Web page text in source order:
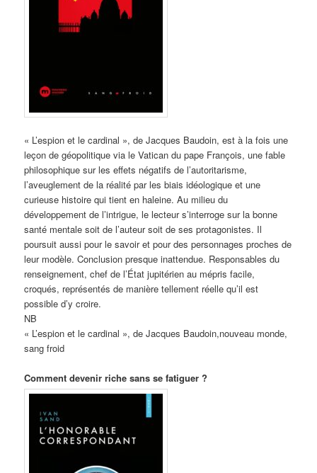
« L’espion et le cardinal », de Jacques Baudoin, est à la fois une
leçon de géopolitique via le Vatican du pape François, une fable
philosophique sur les effets négatifs de l’autoritarisme,
l’aveuglement de la réalité par les biais idéologique et une
curieuse histoire qui tient en haleine. Au milieu du
développement de l’intrigue, le lecteur s’interroge sur la bonne
santé mentale soit de l’auteur soit de ses protagonistes. Il
poursuit aussi pour le savoir et pour des personnages proches de
leur modèle. Conclusion presque inattendue. Responsables du
renseignement, chef de l’État jupitérien au mépris facile,
croqués, représentés de manière tellement réelle qu’il est
possible d’y croire.
NB
« L’espion et le cardinal », de Jacques Baudoin,nouveau monde,
sang froid
Comment devenir riche sans se fatiguer ?